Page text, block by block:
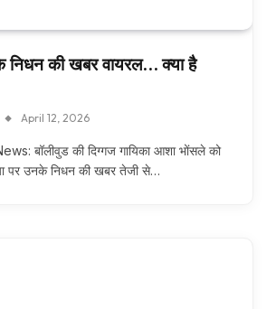
की खबर वायरल… क्या है
April 12, 2026
बॉलीवुड की दिग्गज गायिका आशा भोंसले को
पर उनके निधन की खबर तेजी से…